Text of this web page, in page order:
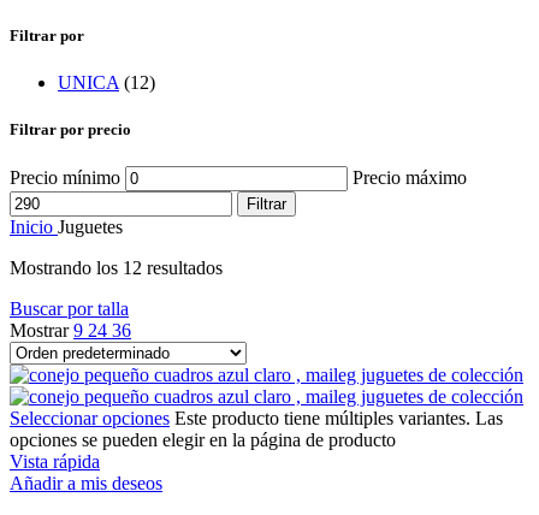
Filtrar por
UNICA (12)
Filtrar por precio
Precio mínimo Precio máximo
Filtrar
Inicio Juguetes
Mostrando los 12 resultados
Buscar por talla
Mostrar9 24 36
Seleccionar opciones Este producto tiene múltiples variantes. Las
opciones se pueden elegir en la página de producto
Vista rápida
Añadir a mis deseos